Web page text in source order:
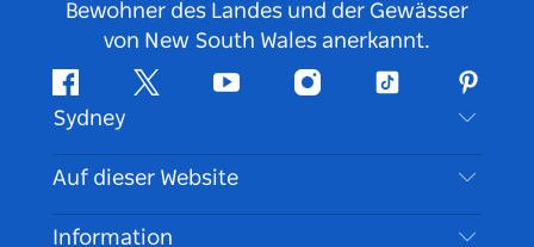
Bewohner des Landes und der Gewässer
von New South Wales anerkannt.
FacebookTwitter YouTubeInstagramTikTok
Sydney
Kontaktieren Sie uns
Haftungsausschluss
Auf dieser Website
Reiseziele
Information